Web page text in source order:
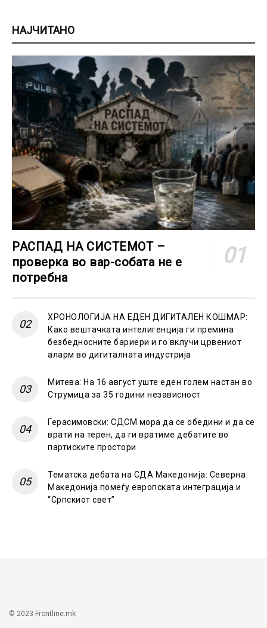
НАЈЧИТАНО
РАСПАД НА СИСТЕМОТ –
проверка во вар-собата не е
потребна
ХРОНОЛОГИЈА НА ЕДЕН ДИГИТАЛЕН КОШМАР:
Како вештачката интелигенција ги премина
безбедносните бариери и го вклучи црвениот
аларм во дигиталната индустрија
Митева: На 16 август уште еден голем настан во
Струмица за 35 години независност
Герасимовски: СДСМ мора да се обедини и да се
врати на терен, да ги вратиме дебатите во
партиските простори
Тематска дебата на СДА Македонија: Северна
Македонија помеѓу европската интеграција и
“Српскиот свет”
© 2023 Frontline.mk